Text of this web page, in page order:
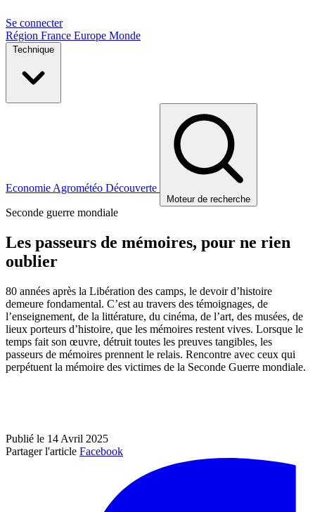
Se connecter
Région France Europe Monde
Technique
Economie Agrométéo Découverte
Moteur de recherche
Seconde guerre mondiale
Les passeurs de mémoires, pour ne rien
oublier
80 années après la Libération des camps, le devoir d’histoire
demeure fondamental. C’est au travers des témoignages, de
l’enseignement, de la littérature, du cinéma, de l’art, des musées, de
lieux porteurs d’histoire, que les mémoires restent vives. Lorsque le
temps fait son œuvre, détruit toutes les preuves tangibles, les
passeurs de mémoires prennent le relais. Rencontre avec ceux qui
perpétuent la mémoire des victimes de la Seconde Guerre mondiale.
Publié le 14 Avril 2025
Partager l'article Facebook